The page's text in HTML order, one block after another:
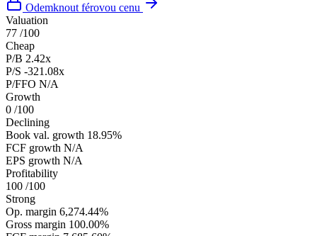
Odemknout férovou cenu
Valuation
77 /100
Cheap
P/B 2.42x
P/S -321.08x
P/FFO N/A
Growth
0 /100
Declining
Book val. growth 18.95%
FCF growth N/A
EPS growth N/A
Profitability
100 /100
Strong
Op. margin 6,274.44%
Gross margin 100.00%